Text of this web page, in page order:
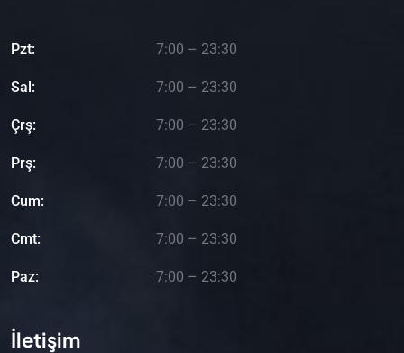
Pzt: 7:00 – 23:30
Sal: 7:00 – 23:30
Çrş: 7:00 – 23:30
Prş: 7:00 – 23:30
Cum: 7:00 – 23:30
Cmt: 7:00 – 23:30
Paz: 7:00 – 23:30
İletişim